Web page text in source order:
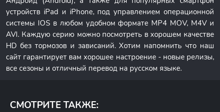
устройств iPad и iPhone, под управлением операционной
системы IOS в любом удобном формате MP4 MOV, M4V и
AVI. Каждую серию можно посмотреть в хорошем качестве
HD без тормозов и зависаний. Хотим напомнить что наш
сайт гарантирует вам хорошее настроение - новые релизы,
все сезоны и отличный перевод на русском языке.
СМОТРИТЕ ТАКЖЕ: